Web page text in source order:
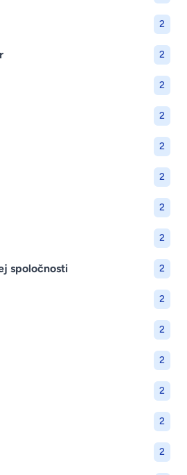
2
2
2
2
2
2
2
2
spoločnosti 2
2
2
2
2
2
2